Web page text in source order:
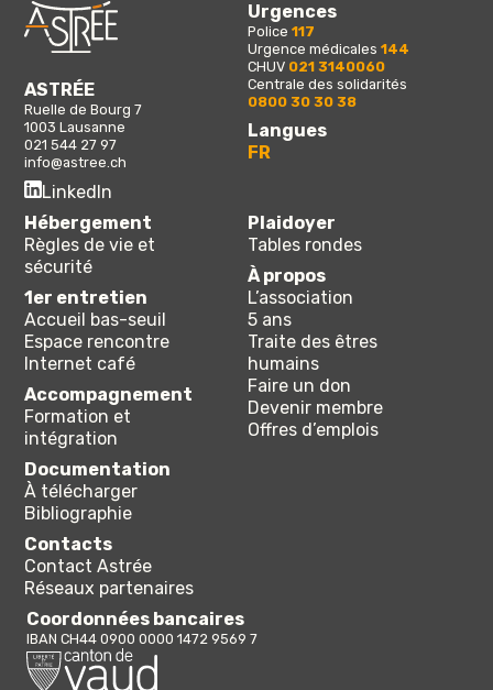
ASTRÉE
Ruelle de Bourg 7
1003 Lausanne
021 544 27 97
info@astree.ch
LinkedIn
Urgences
Police 117
Urgence médicales 144
CHUV 021 3140060
Centrale des solidarités
0800 30 30 38
Langues
FR
Hébergement
Règles de vie et
sécurité
1er entretien
Accueil bas-seuil
Espace rencontre
Internet café
Accompagnement
Formation et
intégration
Plaidoyer
Tables rondes
À propos
L’association
5 ans
Traite des êtres
humains
Faire un don
Devenir membre
Offres d’emplois
Documentation
À télécharger
Bibliographie
Contacts
Contact Astrée
Réseaux partenaires
Coordonnées bancaires
IBAN CH44 0900 0000 1472 9569 7